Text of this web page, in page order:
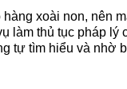
xoài non, nên
làm thủ tục pháp lý
tự tìm hiểu và nhờ